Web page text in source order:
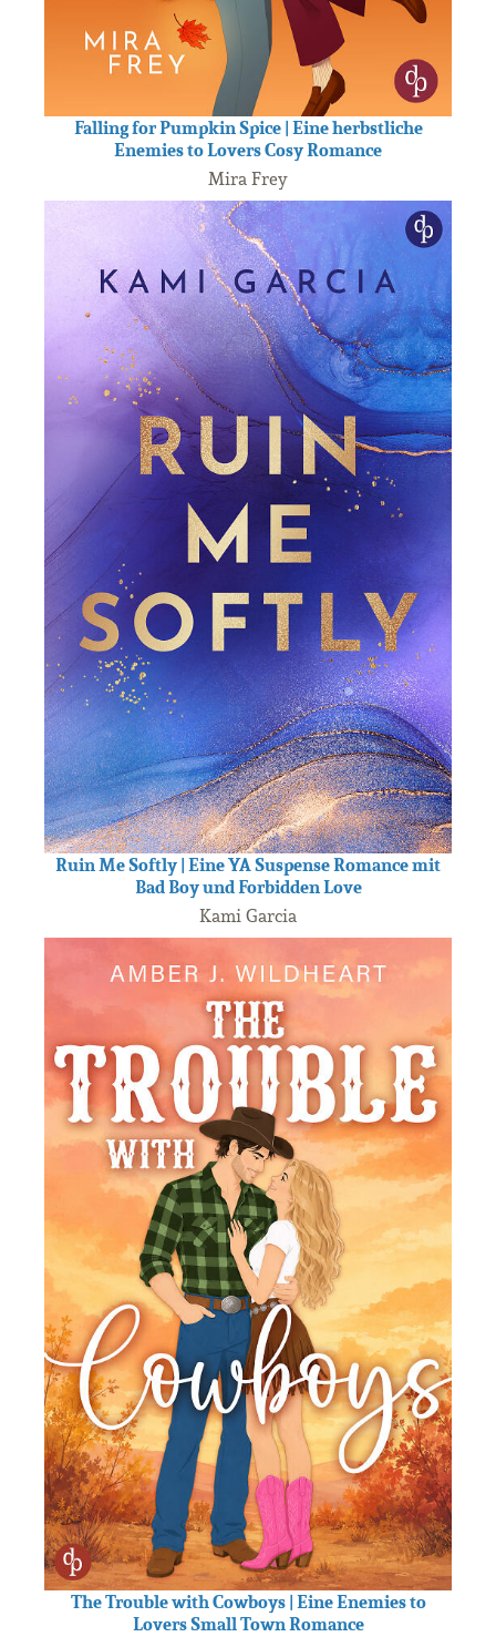
Falling for Pumpkin Spice | Eine herbstliche
Enemies to Lovers Cosy Romance
Mira Frey
Ruin Me Softly | Eine YA Suspense Romance mit
Bad Boy und Forbidden Love
Kami Garcia
The Trouble with Cowboys | Eine Enemies to
Lovers Small Town Romance